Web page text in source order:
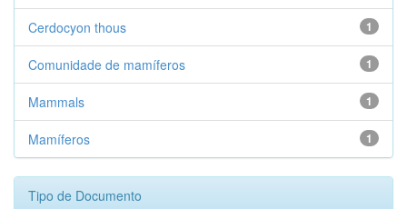
1
Cerdocyon thous
1
Comunidade de mamíferos
1
Mammals
1
Mamíferos
Tipo de Documento